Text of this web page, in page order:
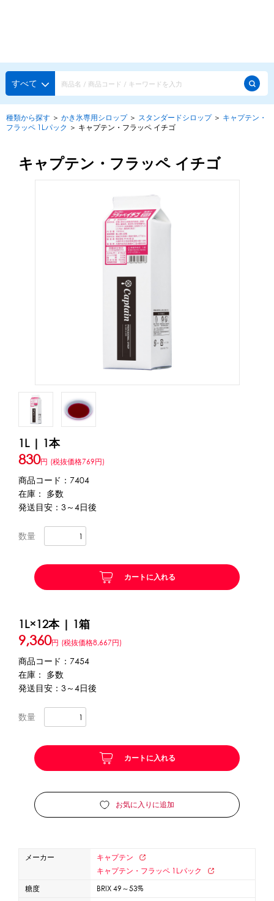
種類から探す
かき氷専用シロップ
スタンダードシロップ
いろいろ使える汎用シロップ
ハーブシロップ
ガムシロップ
あずき・餡
白玉もち・わらび餅
ソース・クリーム・フィリング等
ピューレ・ペースト
その他のトッピング材料
かき氷機
ブロックアイススライサー
カートリッジシェイバー
オプション
台湾かき氷
フレーバー氷（味つきの氷）
かき氷セット
カップ・スプーン
紙カップ
ボウル型カップ
フラワーカップ
スプーンストロー
シロップ 冷凍フルーツ
ドリンクカップ・ストロー
その他の機器・備品
探す
用途で選ぶ
メーカー・ブランドで選ぶ
会社概要
特定商取引に関する法律に基づく表記
プライバシーポリシー
利用規約
すべて
種類から探す ＞ かき氷専用シロップ ＞ スタンダードシロップ ＞ キャプテン・
フラッペ 1Lパック ＞ キャプテン・フラッペ イチゴ
キャプテン・フラッペ イチゴ
1L | 1本
830円 (税抜価格769円)
商品コード：7404
在庫： 多数
発送目安：3～4日後
数量
カートに入れる
1L×12本 | 1箱
9,360円 (税抜価格8,667円)
商品コード：7454
在庫： 多数
発送目安：3～4日後
数量
カートに入れる
お気に入りに追加
メーカー
キャプテン
キャプテン・フラッペ 1Lパック
糖度
BRIX 49～53%